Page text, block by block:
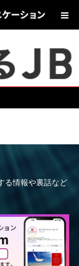
る情報や裏話など